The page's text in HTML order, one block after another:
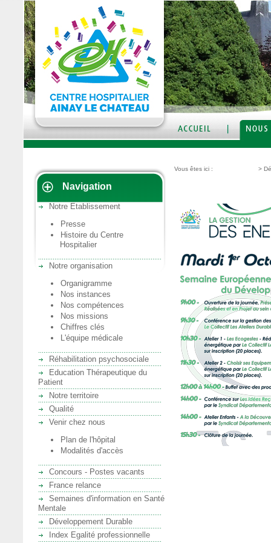
Navigation
Notre Etablissement
Presse
Histoire du Centre
Hospitalier
Notre organisation
Organigramme
Nos instances
Nos compétences
Nos missions
Chiffres clés
L'équipe médicale
Réhabilitation psychosociale
Education Thérapeutique du
Patient
Notre territoire
Qualité
Venir chez nous
Plan de l'hôpital
Modalités d'accès
Concours - Postes vacants
France relance
Semaines d'information en Santé
Mentale
Développement Durable
Index Egalité professionnelle
Vous êtes ici : >